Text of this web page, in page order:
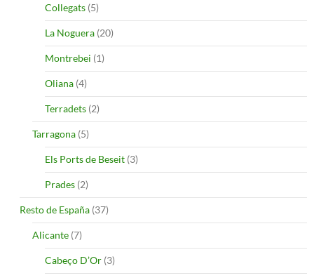
Collegats (5)
La Noguera (20)
Montrebei (1)
Oliana (4)
Terradets (2)
Tarragona (5)
Els Ports de Beseit (3)
Prades (2)
Resto de España (37)
Alicante (7)
Cabeço D’Or (3)